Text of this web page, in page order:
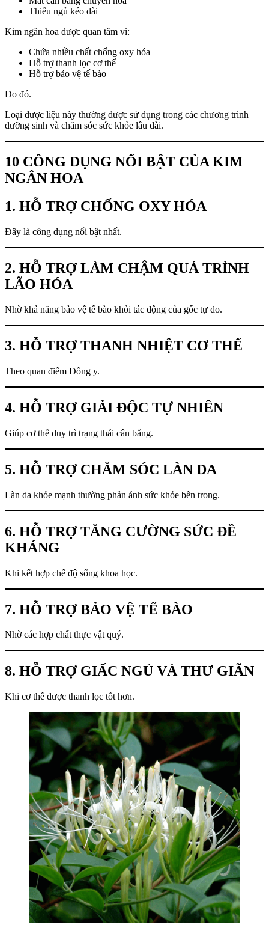
Thiếu ngủ kéo dài
Kim ngân hoa được quan tâm vì:
Chứa nhiều chất chống oxy hóa
Hỗ trợ thanh lọc cơ thể
Hỗ trợ bảo vệ tế bào
Do đó.
Loại dược liệu này thường được sử dụng trong các chương trình
dưỡng sinh và chăm sóc sức khỏe lâu dài.
10 CÔNG DỤNG NỔI BẬT CỦA KIM
NGÂN HOA
1. HỖ TRỢ CHỐNG OXY HÓA
Đây là công dụng nổi bật nhất.
2. HỖ TRỢ LÀM CHẬM QUÁ TRÌNH
LÃO HÓA
Nhờ khả năng bảo vệ tế bào khỏi tác động của gốc tự do.
3. HỖ TRỢ THANH NHIỆT CƠ THỂ
Theo quan điểm Đông y.
4. HỖ TRỢ GIẢI ĐỘC TỰ NHIÊN
Giúp cơ thể duy trì trạng thái cân bằng.
5. HỖ TRỢ CHĂM SÓC LÀN DA
Làn da khỏe mạnh thường phản ánh sức khỏe bên trong.
6. HỖ TRỢ TĂNG CƯỜNG SỨC ĐỀ
KHÁNG
Khi kết hợp chế độ sống khoa học.
7. HỖ TRỢ BẢO VỆ TẾ BÀO
Nhờ các hợp chất thực vật quý.
8. HỖ TRỢ GIẤC NGỦ VÀ THƯ GIÃN
Khi cơ thể được thanh lọc tốt hơn.